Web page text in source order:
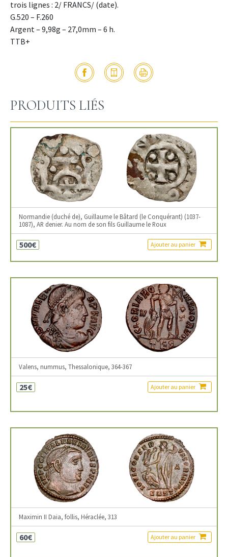
trois lignes : 2/ FRANCS/ (date).
G.520 – F.260
Argent – 9,98g – 27,0mm – 6 h.
TTB+
PRODUITS LIÉS
Normandie (duché de), Guillaume le Bâtard (le Conquérant) (1037-
1087), AR denier. Au nom de son fils Guillaume le Roux
500€ Ajouter au panier
Valens, nummus, Thessalonique, 364-367
25€ Ajouter au panier
Maximin II Daia, follis, Héraclée, 313
60€ Ajouter au panier